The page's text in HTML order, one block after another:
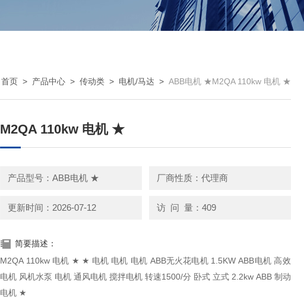
首页 > 产品中心 > 传动类 > 电机/马达 > ABB电机 ★M2QA 110kw 电机 ★
M2QA 110kw 电机 ★
产品型号：ABB电机 ★ 厂商性质：代理商
更新时间：2026-07-12 访 问 量：409
简要描述：
M2QA 110kw 电机 ★ ★ 电机 电机 电机 ABB无火花电机 1.5KW ABB电机 高效
电机 风机水泵 电机 通风电机 搅拌电机 转速1500/分 卧式 立式 2.2kw ABB 制动
电机 ★